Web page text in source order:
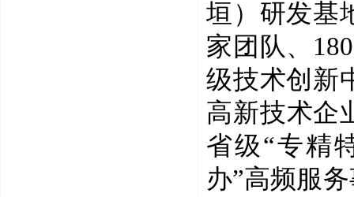
垣）研发基
家团队、 180
级技术创新
高新技术企
省级“专精
办”高频服